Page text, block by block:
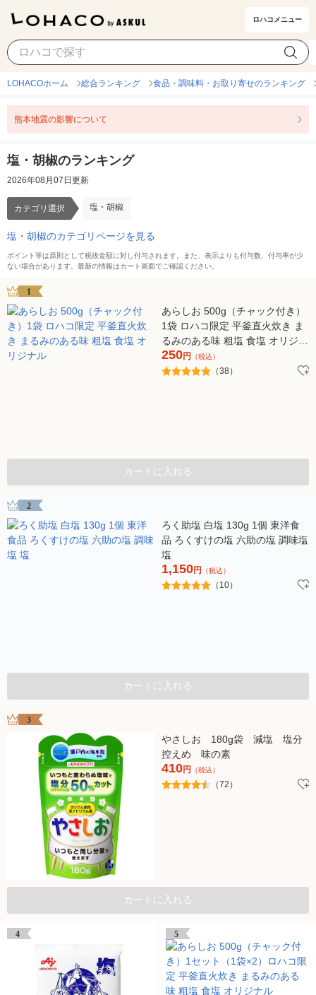
ロハコメニュー
塩・胡椒 カテゴリ選択
LOHACOホーム 総合ランキング 食品・調味料・お取り寄せのランキング
熊本地震の影響について
塩・胡椒のランキング
2026年08月07日更新
カテゴリ選択 塩・胡椒
塩・胡椒のカテゴリページを見る
ポイント等は原則として税抜金額に対し付与されます。また、表示よりも付与数、付与率が少
ない場合があります。最新の情報はカート画面でご確認ください。
1
あらしお 500g（チャック付き）
1袋 ロハコ限定 平釜直火炊き ま
るみのある味 粗塩 食塩 オリジナ
ル
250円 （税込）
（38）
カートに入れる
2
ろく助塩 白塩 130g 1個 東洋食
品 ろくすけの塩 六助の塩 調味塩
塩
1,150円 （税込）
（10）
カートに入れる
3
やさしお 180g袋 減塩 塩分
控えめ 味の素
410円 （税込）
（72）
カートに入れる
4 5